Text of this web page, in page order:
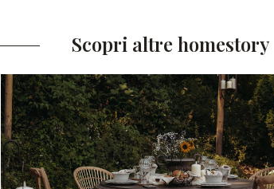
Scopri altre homestory